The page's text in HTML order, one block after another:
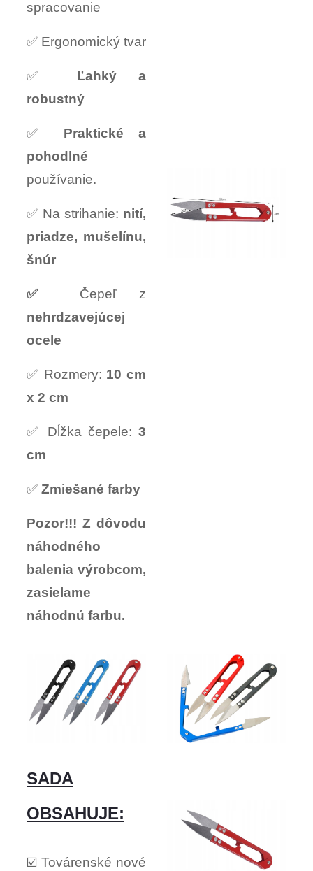
spracovanie
✅ Ergonomický tvar
✅ Ľahký a
robustný
✅ Praktické a
pohodlné
používanie.
✅ Na strihanie: nití,
priadze, mušelínu,
šnúr
✅
Čepeľ z
nehrdzavejúcej
ocele
✅ Rozmery: 10 cm
x 2 cm
✅ Dĺžka čepele: 3
cm
✅ Zmiešané farby
Pozor!!! Z dôvodu
náhodného
balenia výrobcom,
zasielame
náhodnú farbu.
SADA
OBSAHUJE:
☑️ Továrenské nové